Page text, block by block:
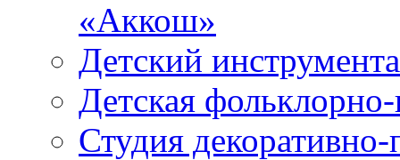
«Аккош»
Детский
Детская
Студия декоративно-